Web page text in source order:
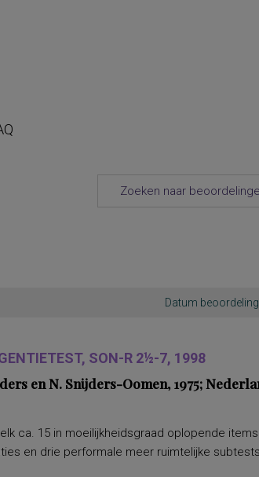
Datum beoordeling
SON-R 2½-7, 1998
en N. Snijders-Oomen, 1975;
ca. 15 in moeilijkheidsgraad oplopende
en drie performale meer ruimtelijke